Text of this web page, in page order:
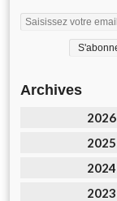
Archives
2026
2025
2024
2023